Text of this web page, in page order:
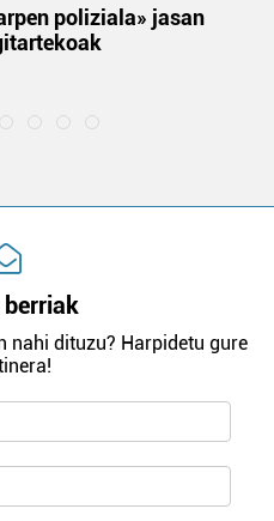
poliziala» jasan
nahi dituzu? Harpidetu gure